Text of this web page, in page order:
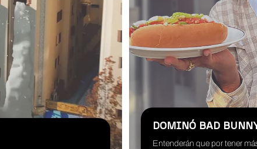
DOMINÓ BAD
Entenderán que por tener